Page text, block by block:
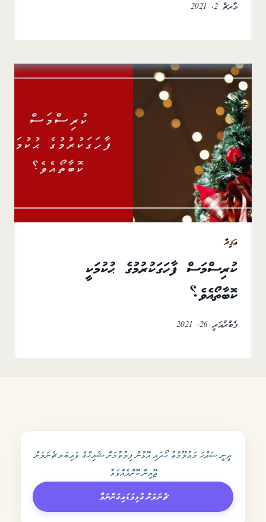
މާރޗް 2, 2021
ޢަޤީދާ
ކުރިސްމަސް ފާހަގަކުރުމުގެ ޙުކުމަކީ
ކޮބާތޯއެވެ؟
ފެބްރުއަރީ 26, 2021
ދީނީ ސައްޚަ މަޢުލޫމާތު ހޯދައި އޮޅުން ފިލުވުމަށް ޝެއިޙްގެ ވައިބަރ ޗެނަލަށް
ޖޮއިން ކޮށްދެއްވަވާ
ޗެނަލަށް ގުޅިވަޑައިގަންނަވާ